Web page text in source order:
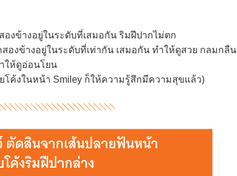
งข้างอยู่ในระดับที่เสมอกัน ริมฝีปากไม่ตก
องข้างอยู่ในระดับที่เท่ากัน เสมอกัน ทำให้ดูสวย กลมกลืน
ให้ดูอ่อนโยน
โค้งในหน้า Smiley ก็ให้ความรู้สึกมีความสุขแล้ว)